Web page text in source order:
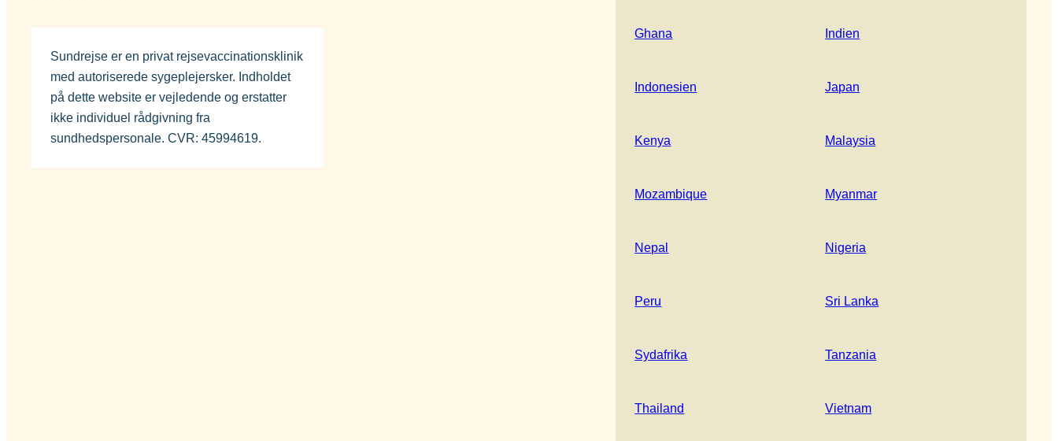
Sundrejse er en privat rejsevaccinationsklinik
med autoriserede sygeplejersker. Indholdet
på dette website er vejledende og erstatter
ikke individuel rådgivning fra
sundhedspersonale. CVR: 45994619.
Ghana Indien
Indonesien Japan
Kenya Malaysia
Mozambique Myanmar
Nepal Nigeria
Peru Sri Lanka
Sydafrika Tanzania
Thailand Vietnam